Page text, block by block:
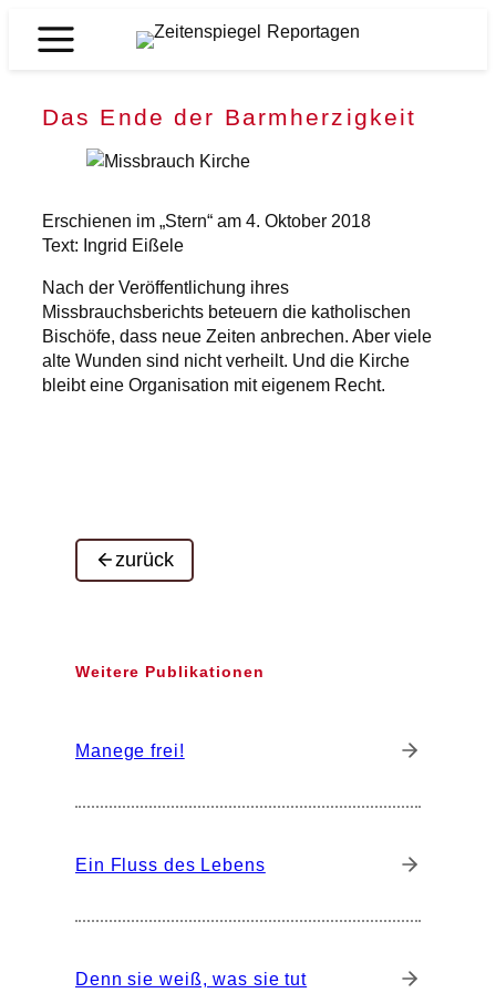
Inhalt
Zeitenspiegel
Das Ende der Barmherzigkeit
Erschienen im „Stern“ am 4. Oktober 2018
Text: Ingrid Eißele
Nach der Veröffentlichung ihres
Missbrauchsberichts beteuern die katholischen
Bischöfe, dass neue Zeiten anbrechen. Aber viele
alte Wunden sind nicht verheilt. Und die Kirche
bleibt eine Organisation mit eigenem Recht.
zurück
Weitere Publikationen
Manege frei!
Ein Fluss des Lebens
Denn sie weiß, was sie tut